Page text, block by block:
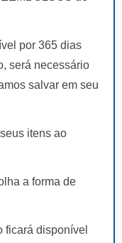
por 365 dias
será necessário
salvar em seu
itens ao
a forma de
ficará disponível